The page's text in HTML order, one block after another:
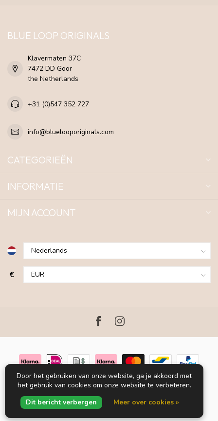
BLUE LOOP ORIGINALS
Klavermaten 37C
7472 DD Goor
the Netherlands
+31 (0)547 352 727
info@bluelooporiginals.com
CATEGORIEËN
INFORMATIE
MIJN ACCOUNT
€
© Copyright 2026 Blue LOOP Originals Powered byLightspeed
Lightspeed design
Door het gebruiken van onze website, ga je akkoord met
het gebruik van cookies om onze website te verbeteren.
Dit bericht verbergen
Meer over cookies »